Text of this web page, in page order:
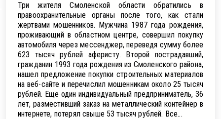
Три жителя Смоленской области обратились в
правоохранительные органы после того, как стали
жертвами мошенников. Мужчина 1987 года рождения,
проживающий в областном центре, совершил покупку
автомобиля через мессенджер, переведя сумму более
623 тысяч рублей аферисту. Второй пострадавший,
гражданин 1993 года рождения из Смоленского района,
нашел предложение покупки строительных материалов
на веб-сайте и перечислил мошенникам около 25 тысяч
рублей. Еще один индивидуальный предприниматель, 36
лет, разместивший заказ на металлический контейнер в
интернете, потерял свыше 53 тысяч рублей. Все...